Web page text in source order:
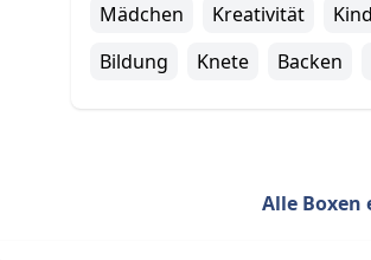
Mädchen
Kreativität Kind
Bildung
Knete Backen
Alle Boxen